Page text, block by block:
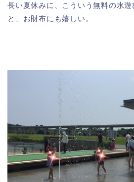
長い夏休みに、こういう無料の水
と、お財布にも嬉しい。